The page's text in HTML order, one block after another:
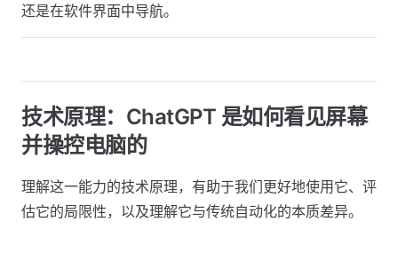
还是在软件界面中导航。
技术原理：ChatGPT 是如何看见屏幕
并操控电脑的
理解这一能力的技术原理，有助于我们更好地使用它、评
估它的局限性，以及理解它与传统自动化的本质差异。